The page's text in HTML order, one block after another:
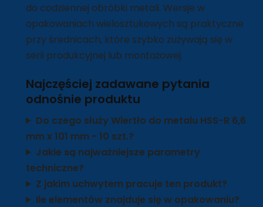
do codziennej obróbki metali. Wersje w
opakowaniach wielosztukowych są praktyczne
przy średnicach, które szybko zużywają się w
serii produkcyjnej lub montażowej.
Najczęściej zadawane pytania
odnośnie produktu
Do czego służy Wiertło do metalu HSS-R 6,6
mm x 101 mm - 10 szt.?
Jakie są najważniejsze parametry
techniczne?
Z jakim uchwytem pracuje ten produkt?
Ile elementów znajduje się w opakowaniu?